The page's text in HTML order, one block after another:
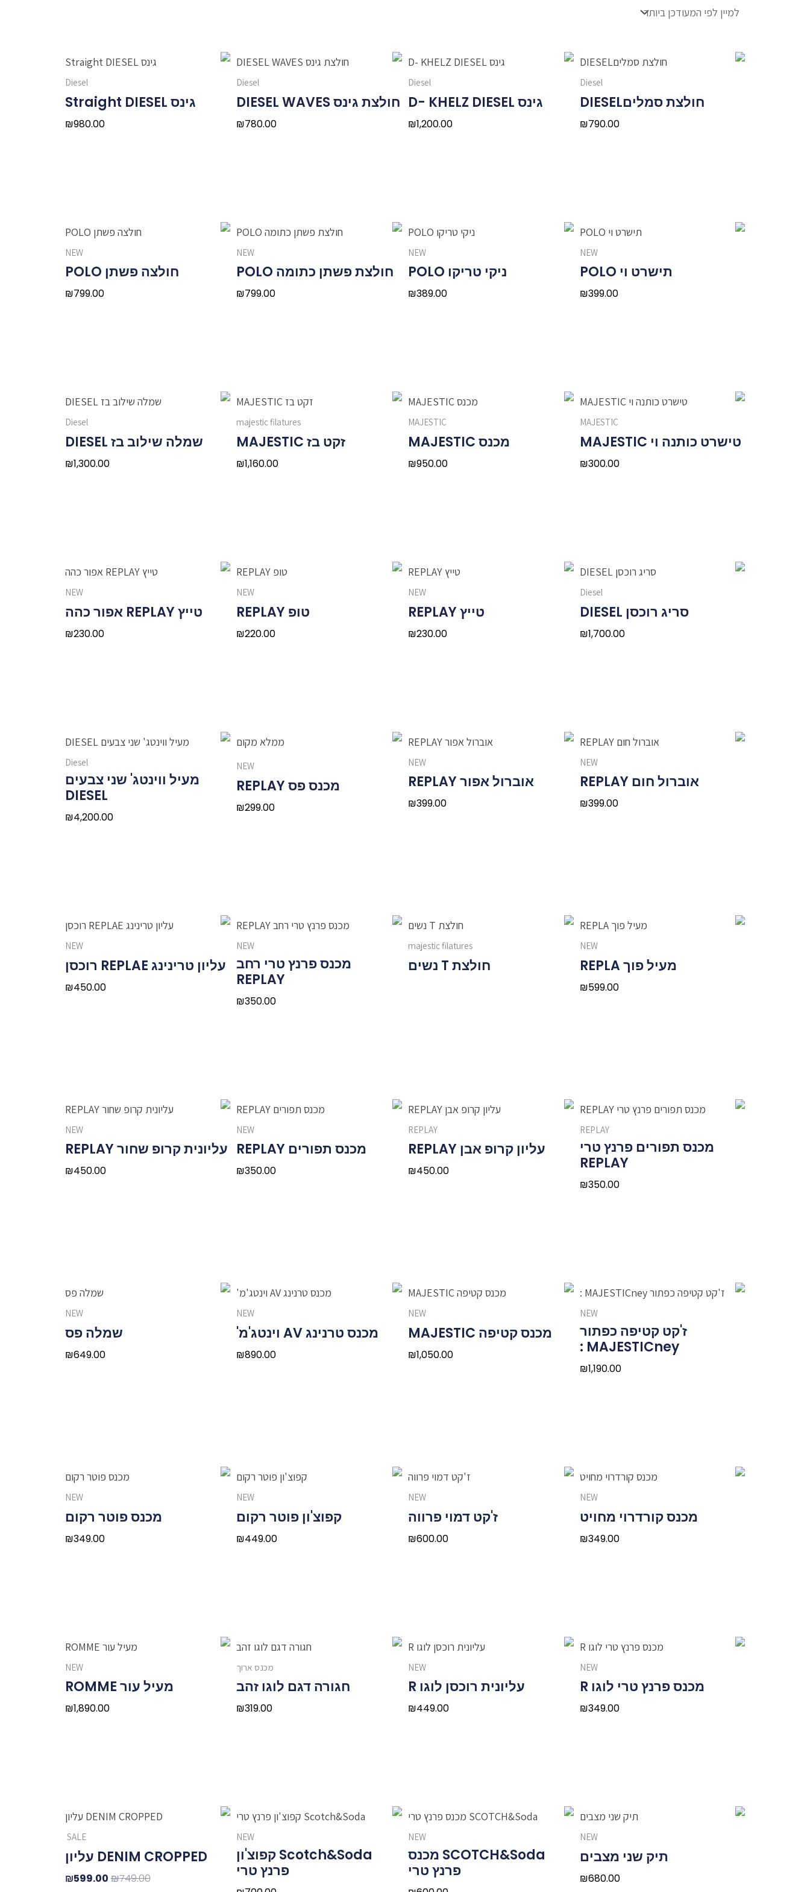
Diesel
חולצת סמליםDIESEL
₪790.00
Diesel
גינס D- KHELZ DIESEL
₪1,200.00
Diesel
חולצת גינס DIESEL WAVES
₪780.00
Diesel
גינס Straight DIESEL
₪980.00
NEW
תישרט וי POLO
₪399.00
NEW
ניקי טריקו POLO
₪389.00
NEW
חולצת פשתן כתומה POLO
₪799.00
NEW
חולצה פשתן POLO
₪799.00
MAJESTIC
טישרט כותנה וי MAJESTIC
₪300.00
MAJESTIC
מכנס MAJESTIC
₪950.00
majestic filatures
זקט בז MAJESTIC
₪1,160.00
Diesel
שמלה שילוב בז DIESEL
₪1,300.00
Diesel
סריג רוכסן DIESEL
₪1,700.00
NEW
טייץ REPLAY
₪230.00
NEW
טופ REPLAY
₪220.00
NEW
טייץ REPLAY אפור כהה
₪230.00
NEW
אוברול חום REPLAY
₪399.00
NEW
אוברול אפור REPLAY
₪399.00
NEW
מכנס פס REPLAY
₪299.00
Diesel
מעיל ווינטג' שני צבעים
DIESEL
₪4,200.00
NEW
מעיל פוך REPLA
₪599.00
majestic filatures
חולצת T נשים
NEW
מכנס פרנץ טרי רחב
REPLAY
₪350.00
NEW
עליון טרינינג REPLAE רוכסן
₪450.00
REPLAY
מכנס תפורים פרנץ טרי
REPLAY
₪350.00
REPLAY
עליון קרופ אבן REPLAY
₪450.00
NEW
מכנס תפורים REPLAY
₪350.00
NEW
עליונית קרופ שחור REPLAY
₪450.00
NEW
ז'קט קטיפה כפתור
MAJESTICney :
₪1,190.00
NEW
מכנס קטיפה MAJESTIC
₪1,050.00
NEW
מכנס טרנינג AV וינטג'מ'
₪890.00
NEW
שמלה פס
₪649.00
NEW
מכנס קורדרוי מחויט
₪349.00
NEW
ז'קט דמוי פרווה
₪600.00
NEW
קפוצ'ון פוטר רקום
₪449.00
NEW
מכנס פוטר רקום
₪349.00
NEW
מכנס פרנץ טרי לוגו R
₪349.00
NEW
עליונית רוכסן לוגו R
₪449.00
מכנס ארוך
חגורה דגם לוגו זהב
₪319.00
NEW
מעיל עור ROMME
₪1,890.00
NEW
תיק שני מצבים
₪680.00
NEW
SCOTCH&Soda מכנס
פרנץ טרי
NEW
Scotch&Soda קפוצ'ון
פרנץ טרי
SALE
DENIM CROPPED עליון
₪749.00
המחיר
₪749.00.
₪599.00